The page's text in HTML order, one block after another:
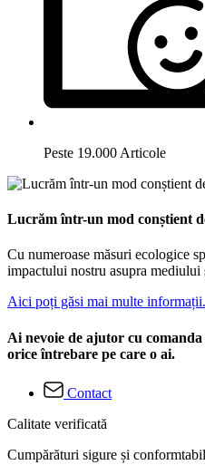
Peste 19.000 Articole
Lucrăm într-un mod conștient
Cu numeroase măsuri ecologice
impactului nostru asupra mediului
Aici poți găsi mai multe informații.
Ai nevoie de ajutor cu
orice întrebare pe care o ai.
Contact
Calitate verificată
Cumpărături sigure și